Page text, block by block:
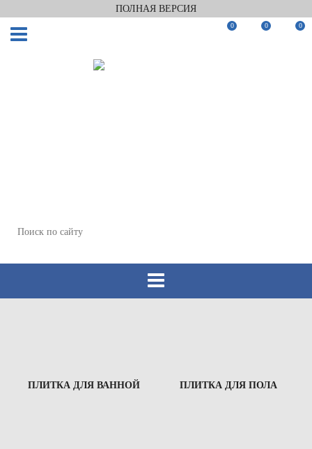
ПОЛНАЯ ВЕРСИЯ
0 0 0
ПЛИТКА ДЛЯ ВАННОЙ ПЛИТКА ДЛЯ ПОЛА